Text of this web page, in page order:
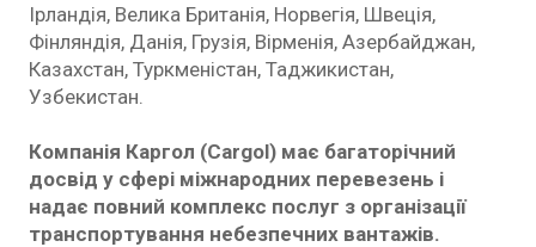
Ірландія, Велика Британія, Норвегія, Швеція,
Фінляндія, Данія, Грузія, Вірменія, Азербайджан,
Казахстан, Туркменістан, Таджикистан,
Узбекистан.
Компанія Каргол (Cargol) має багаторічний
досвід у сфері міжнародних перевезень і
надає повний комплекс послуг з організації
транспортування небезпечних вантажів.